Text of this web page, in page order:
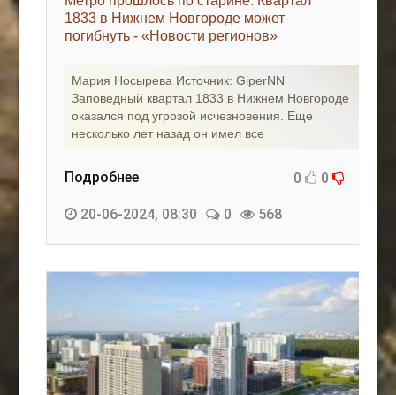
1833 в Нижнем Новгороде может
погибнуть - «Новости регионов»
Мария Носырева Источник: GiperNN
Заповедный квартал 1833 в Нижнем Новгороде
оказался под угрозой исчезновения. Еще
несколько лет назад он имел все
Подробнее 0 0
20-06-2024, 08:30 0 568